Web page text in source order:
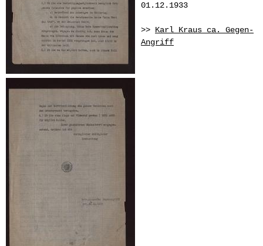
01.12.1933
>> Karl Kraus ca. Gegen-
Angriff